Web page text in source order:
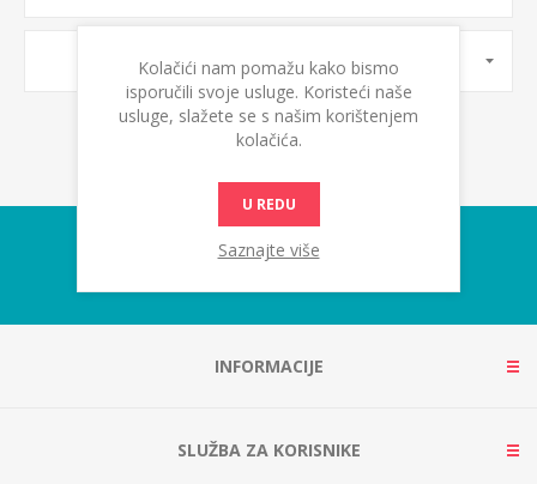
OZNAKE PROIZVODA
INFORMACIJE
SLUŽBA ZA KORISNIKE
Kolačići nam pomažu kako bismo
isporučili svoje usluge. Koristeći naše
usluge, slažete se s našim korištenjem
kolačića.
U REDU
Saznajte više